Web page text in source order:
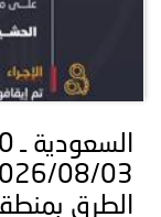
الطرق